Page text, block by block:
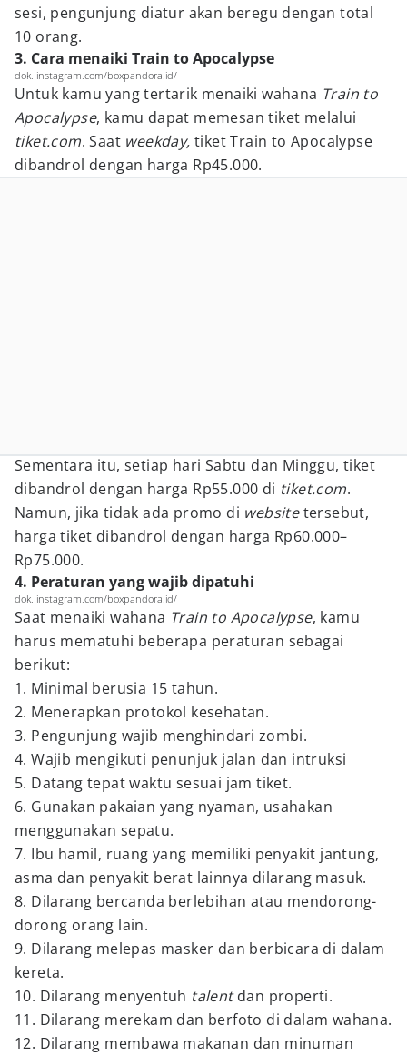
sesi, pengunjung diatur akan beregu dengan total
10 orang.
3. Cara menaiki Train to Apocalypse
dok. instagram.com/boxpandora.id/
Untuk kamu yang tertarik menaiki wahana Train to
Apocalypse, kamu dapat memesan tiket melalui
tiket.com. Saat weekday,tiket Train to Apocalypse
dibandrol dengan harga Rp45.000.
Sementara itu, setiap hari Sabtu dan Minggu, tiket
dibandrol dengan harga Rp55.000 di tiket.com.
Namun, jika tidak ada promo di websitetersebut,
harga tiket dibandrol dengan harga Rp60.000–
Rp75.000.
4. Peraturan yang wajib dipatuhi
dok. instagram.com/boxpandora.id/
Saat menaiki wahana Train to Apocalypse, kamu
harus mematuhi beberapa peraturan sebagai
berikut:
1. Minimal berusia 15 tahun.
2. Menerapkan protokol kesehatan.
3. Pengunjung wajib menghindari zombi.
4. Wajib mengikuti penunjuk jalan dan intruksi
5. Datang tepat waktu sesuai jam tiket.
6. Gunakan pakaian yang nyaman, usahakan
menggunakan sepatu.
7. Ibu hamil, ruang yang memiliki penyakit jantung,
asma dan penyakit berat lainnya dilarang masuk.
8. Dilarang bercanda berlebihan atau mendorong-
dorong orang lain.
9. Dilarang melepas masker dan berbicara di dalam
kereta.
10. Dilarang menyentuh talentdan properti.
11. Dilarang merekam dan berfoto di dalam wahana.
12. Dilarang membawa makanan dan minuman